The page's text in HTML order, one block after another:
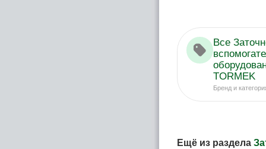
Все
TORMEK
Бренд и
Ещё из раздела